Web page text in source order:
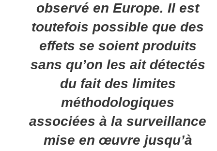
observé en Europe. Il est
toutefois possible que des
effets se soient produits
sans qu’on les ait détectés
du fait des limites
méthodologiques
associées à la surveillance
mise en œuvre jusqu’à